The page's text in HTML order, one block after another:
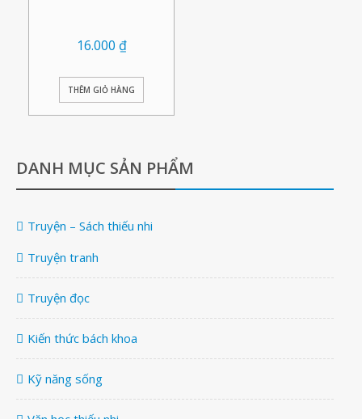
16.000 ₫
THÊM GIỎ HÀNG
DANH MỤC SẢN PHẨM
Truyện – Sách thiếu nhi
Truyện tranh
Truyện đọc
Kiến thức bách khoa
Kỹ năng sống